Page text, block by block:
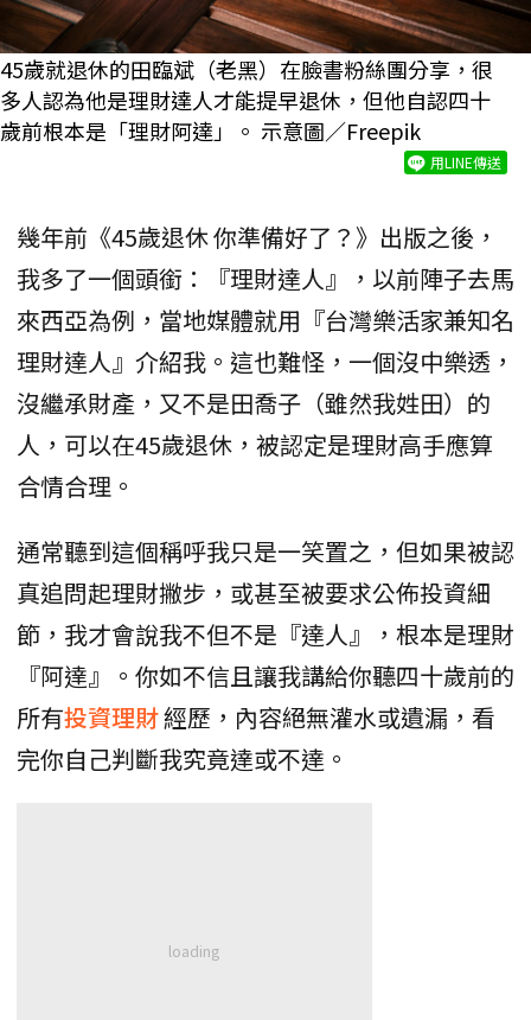
45歲就退休的田臨斌（老黑）在臉書粉絲團分享，很
多人認為他是理財達人才能提早退休，但他自認四十
歲前根本是「理財阿達」。 示意圖／Freepik
用LINE傳送
幾年前《45歲退休 你準備好了？》出版之後，
我多了一個頭銜：『理財達人』，以前陣子去馬
來西亞為例，當地媒體就用『台灣樂活家兼知名
理財達人』介紹我。這也難怪，一個沒中樂透，
沒繼承財產，又不是田喬子（雖然我姓田）的
人，可以在45歲退休，被認定是理財高手應算
合情合理。
通常聽到這個稱呼我只是一笑置之，但如果被認
真追問起理財撇步，或甚至被要求公佈投資細
節，我才會說我不但不是『達人』，根本是理財
『阿達』。你如不信且讓我講給你聽四十歲前的
所有投資理財經歷，內容絕無灌水或遺漏，看
完你自己判斷我究竟達或不達。